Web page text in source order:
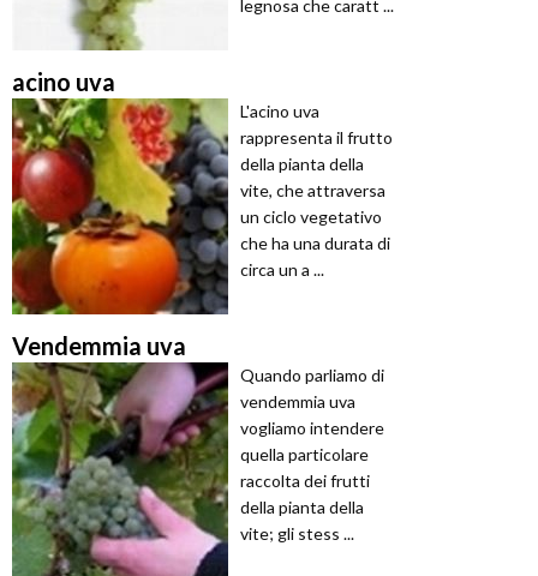
legnosa che caratt ...
acino uva
L'acino uva
rappresenta il frutto
della pianta della
vite, che attraversa
un ciclo vegetativo
che ha una durata di
circa un a ...
Vendemmia uva
Quando parliamo di
vendemmia uva
vogliamo intendere
quella particolare
raccolta dei frutti
della pianta della
vite; gli stess ...